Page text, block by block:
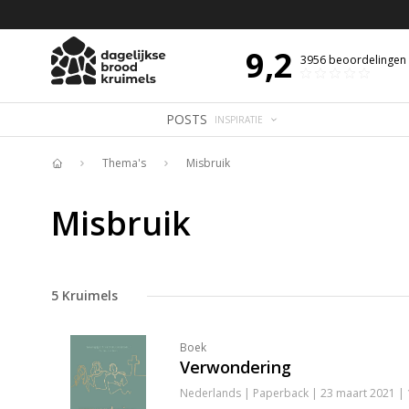
9,2 3956beoordelingen
POSTS INSPIRATIE
Thema's Misbruik
Misbruik
5 Kruimels
Boek
Verwondering
Nederlands | Paperback | 23 maart 2021 |